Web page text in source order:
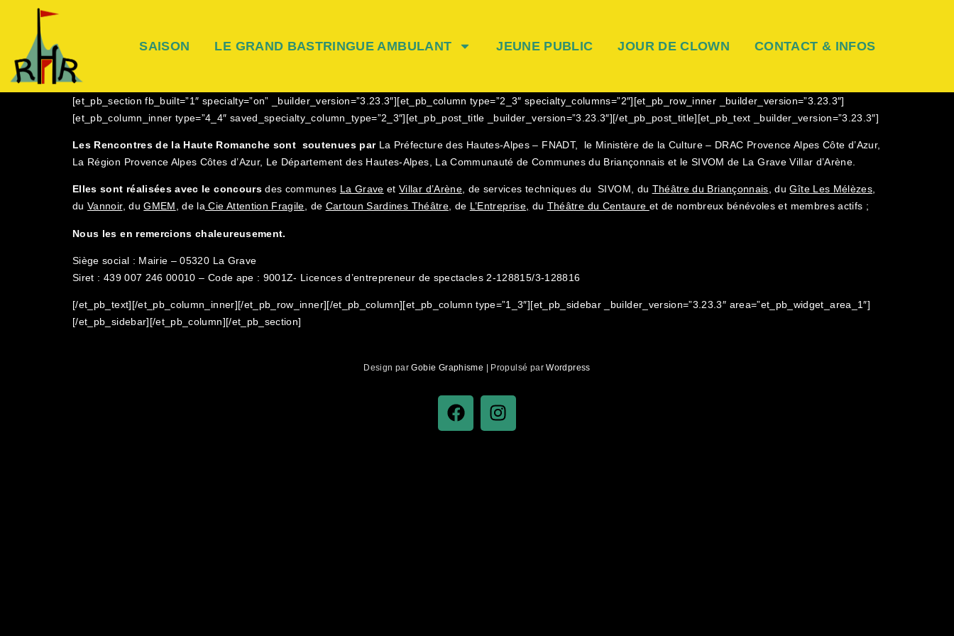
SAISON LE GRAND BASTRINGUE AMBULANT JEUNE PUBLIC JOUR DE CLOWN CONTACT & INFOS
[et_pb_section fb_built=”1″ specialty=”on” _builder_version=”3.23.3″][et_pb_column type=”2_3″ specialty_columns=”2″][et_pb_row_inner _builder_version=”3.23.3″]
[et_pb_column_inner type=”4_4″ saved_specialty_column_type=”2_3″][et_pb_post_title _builder_version=”3.23.3″][/et_pb_post_title][et_pb_text _builder_version=”3.23.3″]
Les Rencontres de la Haute Romanche sont soutenues parLa Préfecture des Hautes-Alpes – FNADT, le Ministère de la Culture – DRAC Provence Alpes Côte d’Azur,
La Région Provence Alpes Côtes d’Azur, Le Département des Hautes-Alpes, La Communauté de Communes du Briançonnais et le SIVOM de La Grave Villar d’Arène.
Elles sont réalisées avec le concoursdes communes La Grave etVillar d’Arène, de services techniques du SIVOM, du Théâtre du Briançonnais, duGîte Les Mélèzes,
duVannoir, duGMEM, de la Cie Attention Fragile, de Cartoun Sardines Théâtre, de L’Entreprise, du Théâtre du Centaure et de nombreux bénévoles et membres actifs ;
Nous les en remercions chaleureusement.
Siège social : Mairie – 05320 La Grave
Siret : 439 007 246 00010 – Code ape : 9001Z- Licences d’entrepreneur de spectacles 2-128815/3-128816
[/et_pb_text][/et_pb_column_inner][/et_pb_row_inner][/et_pb_column][et_pb_column type=”1_3″][et_pb_sidebar _builder_version=”3.23.3″ area=”et_pb_widget_area_1″]
[/et_pb_sidebar][/et_pb_column][/et_pb_section]
Design parGobie Graphisme | Propulsé parWordpress